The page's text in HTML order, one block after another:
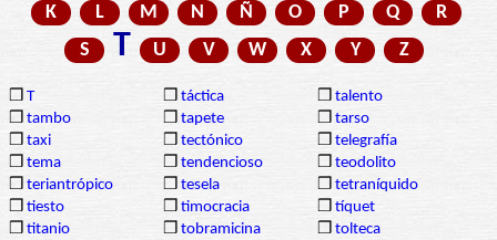
K
L M N Ñ O P Q
R
S
T U V W X Y Z
❒ T ❒ táctica ❒ talento
❒ tambo ❒ tapete ❒ tarso
❒ taxi ❒ tectónico ❒ telegrafía
❒ tema ❒ tendencioso ❒ teodolito
❒ teriantrópico ❒ tesela ❒ tetraníquido
❒ tiesto ❒ timocracia ❒ tíquet
❒ titanio ❒ tobramicina ❒ tolteca